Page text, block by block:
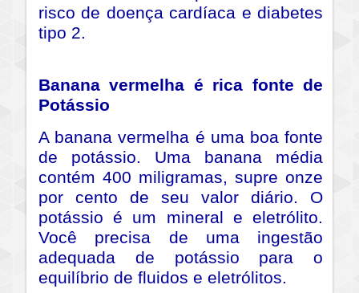
risco de doença cardíaca e diabetes
tipo 2.
Banana vermelha é rica fonte de
Potássio
A banana vermelha é uma boa fonte
de potássio. Uma banana média
contém 400 miligramas, supre onze
por cento de seu valor diário. O
potássio é um mineral e eletrólito.
Você precisa de uma ingestão
adequada de potássio para o
equilíbrio de fluidos e eletrólitos.